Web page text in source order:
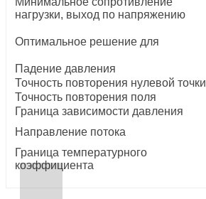
нагрузки, выход по напряжению
Оптимальное решение для
Падение давления
Точность повторения нулевой точки
Точность повторения поля
Граница зависимости давления
Направление потока
Граница температурного
коэффициента